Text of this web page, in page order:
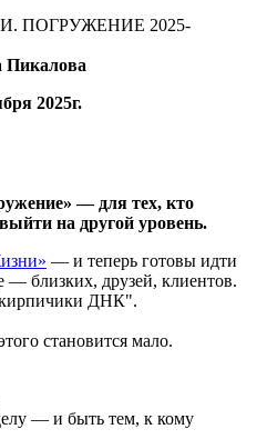
ПОГРУЖЕНИЕ 2025-
Пикалова
2025г.
— для тех, кто
на другой уровень.
— и теперь готовы идти
— близких, друзей, клиентов.
ДНК".
становится мало.
— и быть тем, к кому